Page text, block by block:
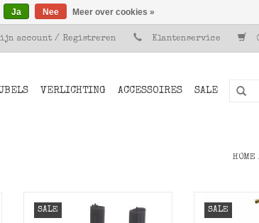
account / Registreren Klantenservice
VERLICHTING ACCESSOIRES SALE
HOME
SALE
Zwart metalen kandelaar Toro
SALE
Grote
Ja Nee Meer over cookies »